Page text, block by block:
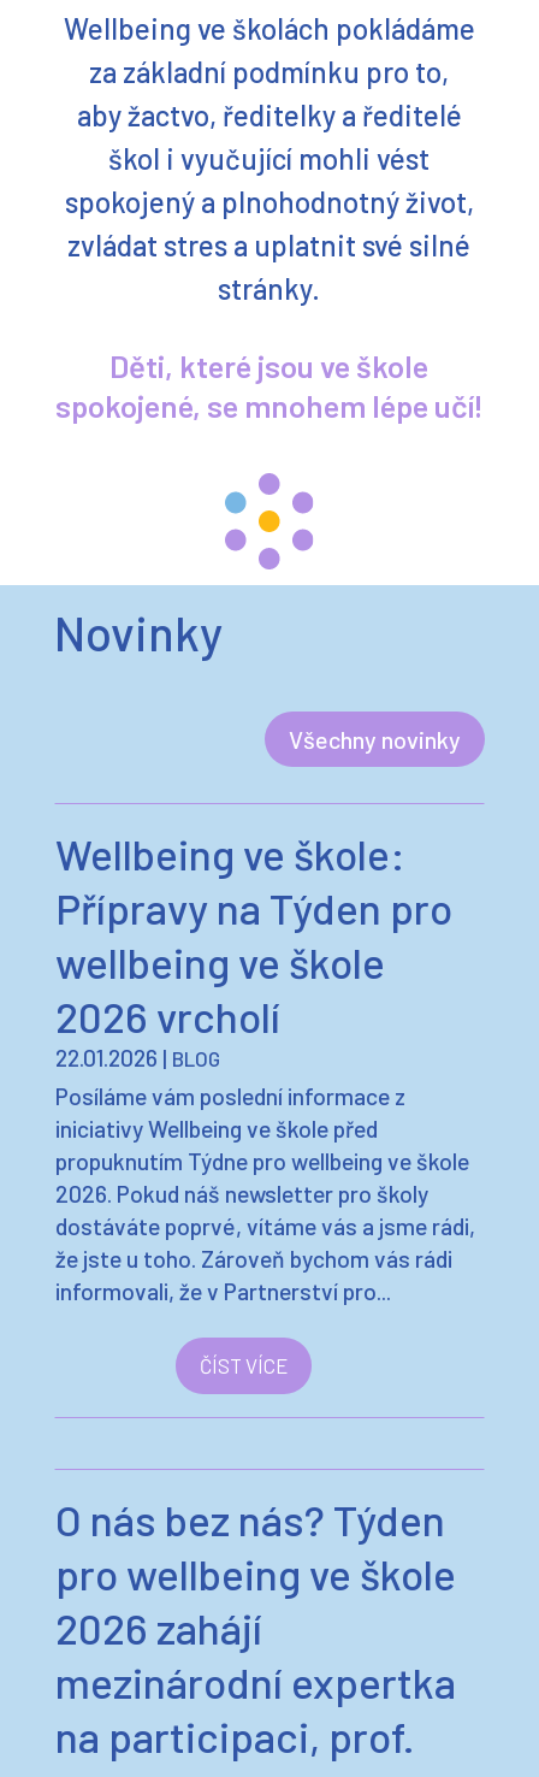
aby žactvo, ředitelky a ředitelé
škol i vyučující mohli vést
spokojený a plnohodnotný život,
zvládat stres a uplatnit své silné
stránky.
Děti, které jsou ve škole
Wellbeing ve škole:
Přípravy na Týden pro
wellbeing ve škole
2026 vrcholí
22.01.2026| BLOG
Posíláme vám poslední informace z
iniciativy Wellbeing ve škole před
propuknutím Týdne pro wellbeing ve škole
2026. Pokud náš newsletter pro školy
dostáváte poprvé, vítáme vás a jsme rádi,
že jste u toho. Zároveň bychom vás rádi
informovali, že v Partnerství pro...
ČÍST VÍCE
pro wellbeing ve škole
2026 zahájí
mezinárodní expertka
na participaci, prof.
Laura Lundy
21.01.2026| BLOG